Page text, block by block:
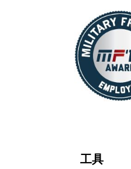
工具